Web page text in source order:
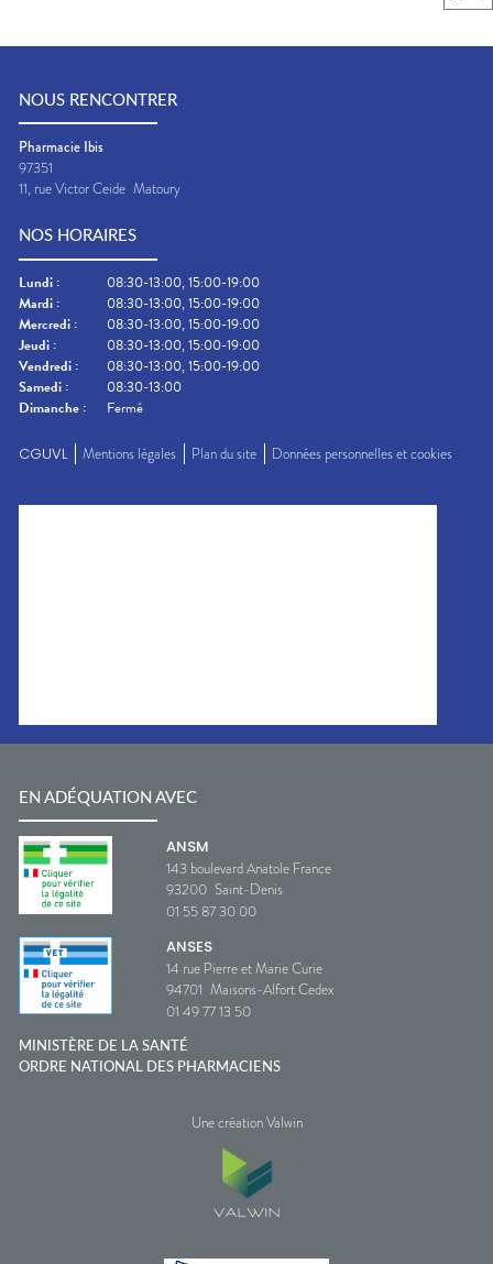
NOUS RENCONTRER
Pharmacie Ibis
97351
11, rue Victor Ceide Matoury
NOS HORAIRES
Lundi :
08:30-13:00, 15:00-19:00
Mardi :
08:30-13:00, 15:00-19:00
Mercredi :
08:30-13:00, 15:00-19:00
Jeudi :
08:30-13:00, 15:00-19:00
Vendredi :
08:30-13:00, 15:00-19:00
Samedi :
08:30-13:00
Dimanche : Fermé
CGUVL Mentions légales Plan du site Données personnelles et cookies
EN ADÉQUATION AVEC
ANSM
143 boulevard Anatole France
93200 Saint-Denis
01 55 87 30 00
ANSES
14 rue Pierre et Marie Curie
94701 Maisons-Alfort Cedex
01 49 77 13 50
MINISTÈRE DE LA SANTÉ
ORDRE NATIONAL DES PHARMACIENS
Une création Valwin